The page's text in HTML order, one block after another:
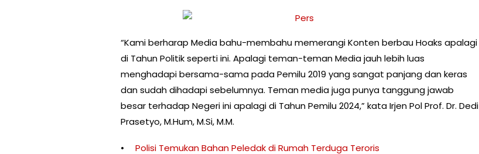
“Kami berharap Media bahu-membahu memerangi Konten berbau Hoaks apalagi
di Tahun Politik seperti ini. Apalagi teman-teman Media jauh lebih luas
menghadapi bersama-sama pada Pemilu 2019 yang sangat panjang dan keras
dan sudah dihadapi sebelumnya. Teman media juga punya tanggung jawab
besar terhadap Negeri ini apalagi di Tahun Pemilu 2024,” kata Irjen Pol Prof. Dr. Dedi
Prasetyo, M.Hum, M.Si, M.M.
Polisi Temukan Bahan Peledak di Rumah Terduga Teroris